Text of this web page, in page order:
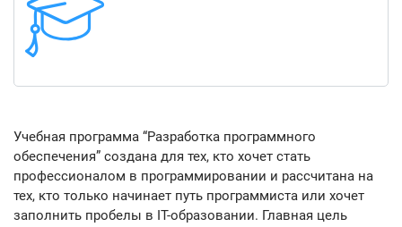
Учебная программа “Разработка программного
обеспечения” создана для тех, кто хочет стать
профессионалом в программировании и рассчитана на
тех, кто только начинает путь программиста или хочет
заполнить пробелы в IT-образовании. Главная цель